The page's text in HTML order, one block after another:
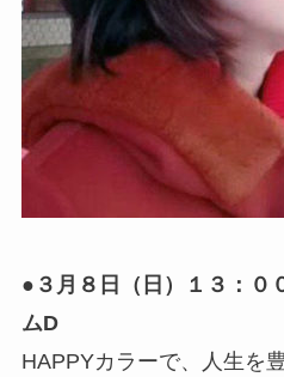
●３月８日（日）１３：０
ムD
HAPPYカラーで、人生を